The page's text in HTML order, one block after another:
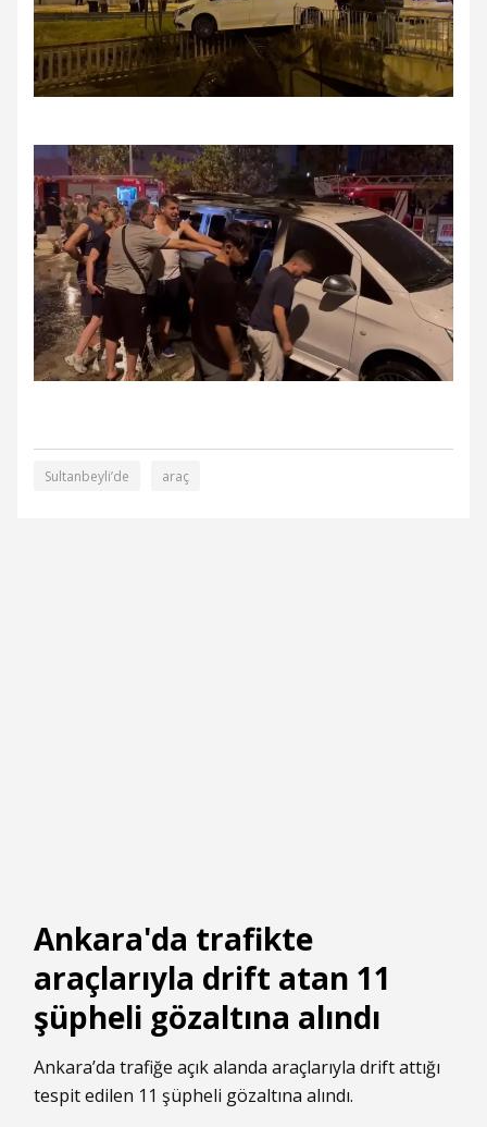
Sultanbeyli’de araç
Ankara'da trafikte
araçlarıyla drift atan 11
şüpheli gözaltına alındı
Ankara’da trafiğe açık alanda araçlarıyla drift attığı
tespit edilen 11 şüpheli gözaltına alındı.